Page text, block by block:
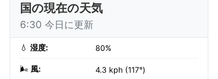
国の現在の天気
6:30 今日に更新
💧 湿度: 80%
🌬️ 風: 4.3 kph (117°)